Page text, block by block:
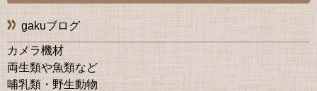
gakuブログ
カメラ機材
両生類や魚類など
哺乳類・野生動物